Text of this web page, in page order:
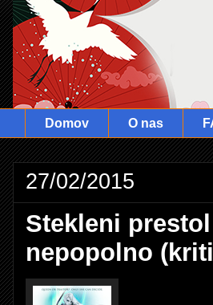
Domov O nas
27/02/2015
Stekleni
nepopolno